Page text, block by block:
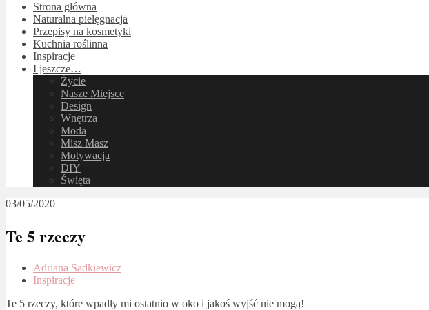
Strona główna
Naturalna pielęgnacja
Przepisy na kosmetyki
Kuchnia roślinna
Inspiracje
I jeszcze…
Życie
Nasze Miejsce
Design
Wnętrza
Moda
Misz Masz
Motywacja
DIY
Święta
03/05/2020
Te 5 rzeczy
Adriana Sadkiewicz
Inspiracje
Te 5 rzeczy, które wpadły mi ostatnio w oko i jakoś wyjść nie mogą!